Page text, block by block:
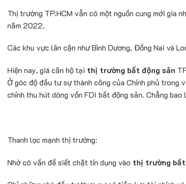
Thị trường TP.HCM vẫn có một nguồn cung mới gia
năm 2022.
Các khu vực lân cận như Bình Dương, Đồng Nai và
Hiện nay, giá căn hộ tại thị trường bất động sản
Ở góc độ đầu tư sự thành công của Chính phủ trong
chính thu hút dòng vốn FDI bất động sản. Chẳng
Thanh lọc mạnh thị trường:
Nhờ có vấn đề siết chặt tín dụng vào thị trường bất